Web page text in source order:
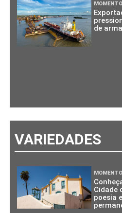
de
VARIEDADES
Cidade
poesia